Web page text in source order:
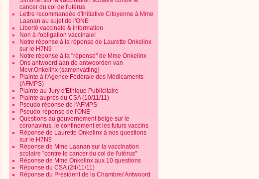
cancer du col de l'utérus
Lettre recommandée d'Initiative Citoyenne à Mme
Laanan au sujet de l'ONE
Liberté vaccinale & information
Non à l'obligation vaccinale!
Notre réponse à la réponse de Laurette Onkelinx
sur le H7N9
Notre réponse à la "réponse" de Mme Onkelinx
Ons antwoord aan de antwoorden van
Mevr.Onkelinx (samenvatting)
Plainte à l'Agence Fédérale des Médicaments
(AFMPS)
Plainte au Jury d'Ethique Publicitaire
Plainte auprès du CSA (10/11/11)
Pseudo réponse de l'AFMPS
Pseudo-réponse de l'ONE
Questions au gouvernement belge sur le
coronavirus, le confinement et les futurs vaccins
Réponse de Laurette Onkelinx à nos questions
sur le H7N9
Réponse de Mme Laanan sur la vaccination
scolaire "contre le cancer du col de l'utérus"
Réponse de Mme Onkelinx aux 10 questions
Réponse du CSA (24/11/11)
Réponse du Président de la Chambre/ Antwoord